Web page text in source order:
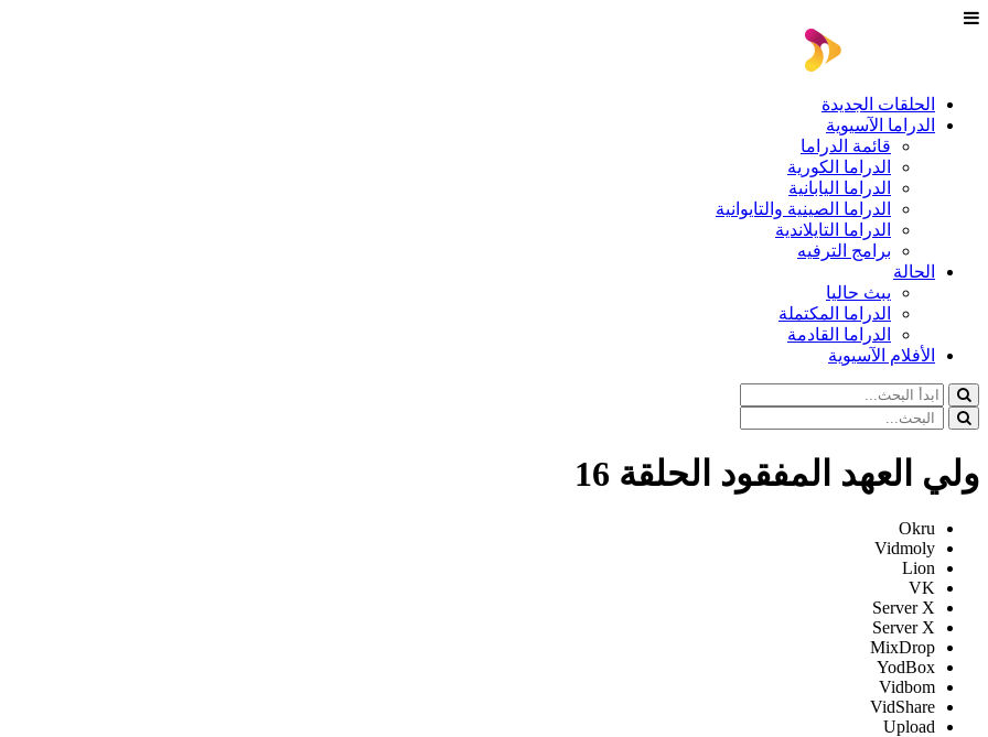
الحلقات الجديدة
الدراما الآسيوية
قائمة الدراما
الدراما الكورية
الدراما اليابانية
الدراما الصينية والتايوانية
الدراما التايلاندية
برامج الترفيه
الحالة
يبث حاليا
الدراما المكتملة
الدراما القادمة
الأفلام الآسيوية
ولي العهد المفقود الحلقة 16
Okru
Vidmoly
Lion
VK
Server X
Server X
MixDrop
YodBox
Vidbom
VidShare
Upload